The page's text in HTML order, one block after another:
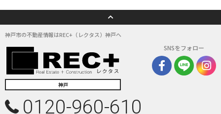
ます。また、取引先等に対しても適切にお客さま情報を取り扱うように要
(3) お客さま情報の収集に際しては、利用目的を特定して通知または公表
(4) お客さま情報の漏洩、紛失、改ざん等を防止するために必要な 対策を
講じて適切な管理を行います。
(5) 保有するお客さま情報について、お客さま本人からの開示、訂正、削
除、利用停止の依頼を所定の窓口でお受けして、誠意をもって対応いたし
具体的には、以下の内容に従ってお客さま情報の取り扱いをいたします。
神戸市の不動産情報はREC+（レクタス）神戸へ
神戸
SNSをフォロー
0120-960-610